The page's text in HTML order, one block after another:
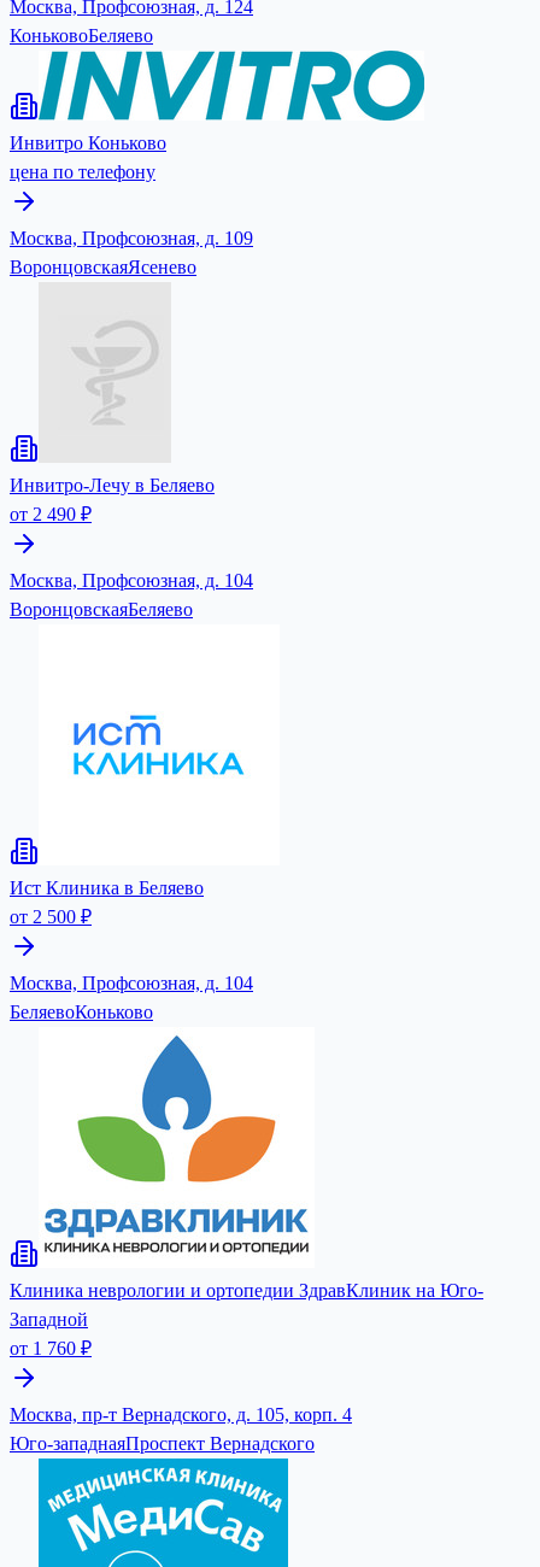
Москва, Профсоюзная, д. 124
КоньковоБеляево
Инвитро Коньково
цена по телефону
Москва, Профсоюзная, д. 109
ВоронцовскаяЯсенево
Инвитро-Лечу в Беляево
от 2 490 ₽
Москва, Профсоюзная, д. 104
ВоронцовскаяБеляево
Ист Клиника в Беляево
от 2 500 ₽
Москва, Профсоюзная, д. 104
БеляевоКоньково
Клиника неврологии и ортопедии ЗдравКлиник на Юго-
Западной
от 1 760 ₽
Москва, пр-т Вернадского, д. 105, корп. 4
Юго-западнаяПроспект Вернадского